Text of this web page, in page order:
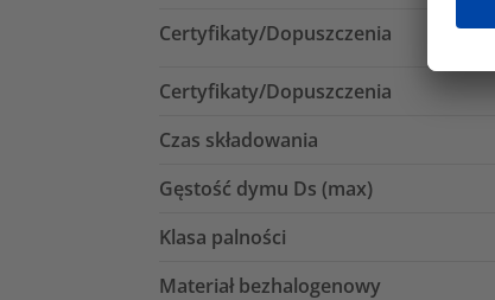
Certyfikaty/Dopuszczenia
Certyfikaty/Dopuszczenia
Czas składowania
Gęstość dymu Ds (max)
Klasa palności
Materiał bezhalogenowy